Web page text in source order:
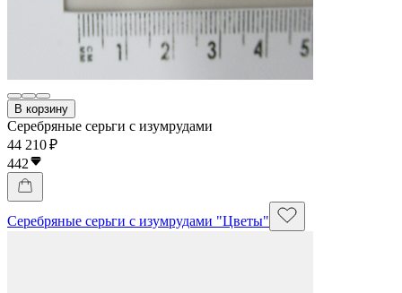
В корзину
Серебряные серьги с изумрудами
44 210 ₽
442
Серебряные серьги с изумрудами "Цветы"